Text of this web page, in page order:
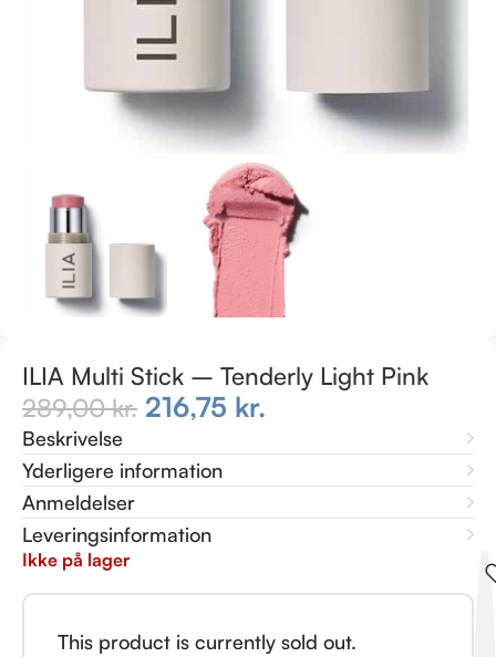
ILIA Multi Stick – Tenderly Light Pink
289,00kr. 216,75 kr.
Beskrivelse
Yderligere information
Anmeldelser
Leveringsinformation
Ikke på lager
This product is currently sold out.